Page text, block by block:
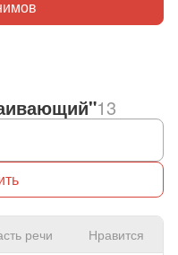
13
речи Нравится